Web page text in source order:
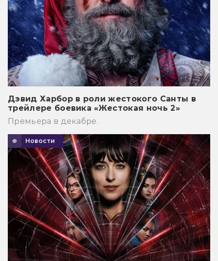
Дэвид Харбор в роли жестокого Санты в
трейлере боевика «Жестокая ночь 2»
Премьера в декабре.
Новости